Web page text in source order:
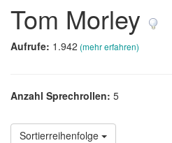
Tom Morley
Aufrufe: 1.942 (mehr erfahren)
Anzahl Sprechrollen: 5
Sortierreihenfolge